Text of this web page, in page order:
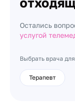
Остались
услугой
Выбрать врача
Терапевт